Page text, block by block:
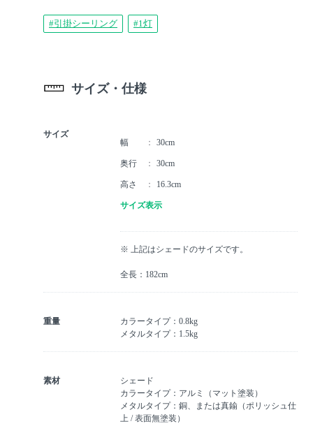
#引掛シーリング #1灯
サイズ・仕様
サイズ
幅
30cm
奥行 30cm
高さ 16.3cm
サイズ表示
※ 上記はシェードのサイズです。
全長：182cm
重量
カラータイプ：0.8kg
メタルタイプ：1.5kg
素材
シェード
カラータイプ：アルミ（マット塗装）
メタルタイプ：銅、または真鍮（ポリッシュ仕
上 / 表面無塗装）